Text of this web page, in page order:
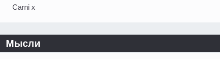
Carni x
Мысли